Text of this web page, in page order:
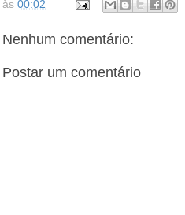
às 00:02
Nenhum comentário:
Postar um comentário